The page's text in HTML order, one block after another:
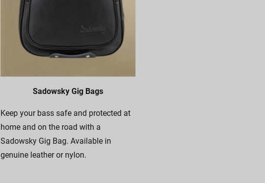
Sadowsky Gig Bags
Keep your bass safe and protected at
home and on the road with a
Sadowsky Gig Bag. Available in
genuine leather or nylon.